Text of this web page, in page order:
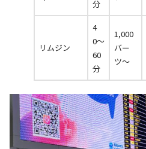
分
リムジン
4
0〜
60
分
1,000
バー
ツ〜